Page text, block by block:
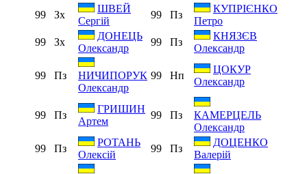
99 Зх
ШВЕЙ
Сергій
99 Пз
КУПРІЄНКО
Петро
99
Зх
ДОНЕЦЬ
Олександр
99 Пз
КНЯЗЄВ
Олександр
99 Пз
НИЧИПОРУК
Олександр
99 Нп
ЦОКУР
Олександр
99 Пз
ГРИШИН
Артем
99 Пз
КАМЕРЦЕЛЬ
Олександр
99
Пз
РОТАНЬ
Олексій
99 Пз
ДОЦЕНКО
Валерій